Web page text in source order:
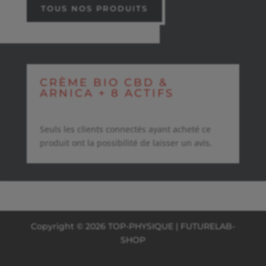
TOUS NOS PRODUITS
CRÈME BIO CBD &
ARNICA + 8 ACTIFS
Seuls les clients connectés ayant acheté ce
produit ont la possibilité de laisser un avis.
Copyright © 2026 TOP-PHYSIQUE | FUTURELAB-
SHOP